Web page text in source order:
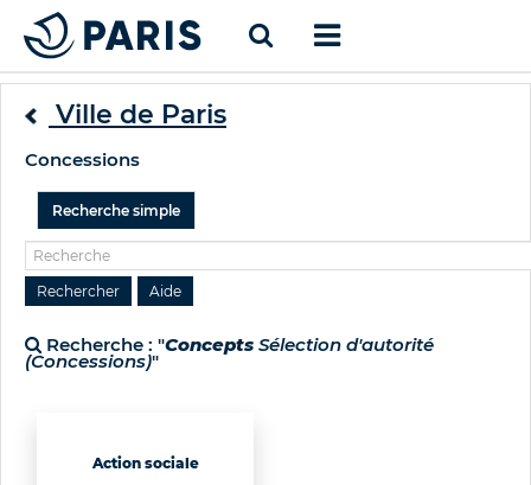
Ville de Paris
Concessions
Recherche simple
Recherche : "Concepts Sélection d'autorité
(Concessions)"
Action sociale